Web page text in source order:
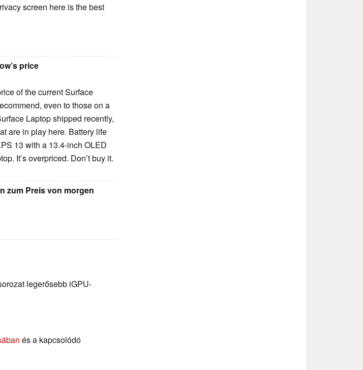
screen here is the best
price
of the current Surface
even to those on a
Laptop shipped recently,
are in play here. Battery life
13 with a 13.4-inch OLED
It’s overpriced. Don’t buy it.
zum Preis von morgen
legerősebb iGPU-
és a kapcsolódó